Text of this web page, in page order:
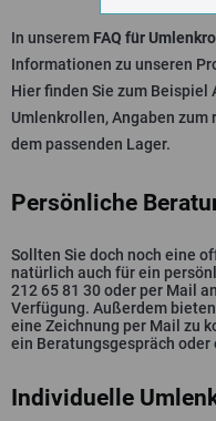
In unserem FAQ für
Informationen zu unseren
Hier finden Sie zum Beispiel
Umlenkrollen, Angaben
dem passenden Lager.
Persönliche
Sollten Sie doch noch eine
natürlich auch für ein
212 65 81 30 oder per Mail an
Verfügung. Außerdem
eine Zeichnung per Mail zu
ein Beratungsgespräch
Individuelle